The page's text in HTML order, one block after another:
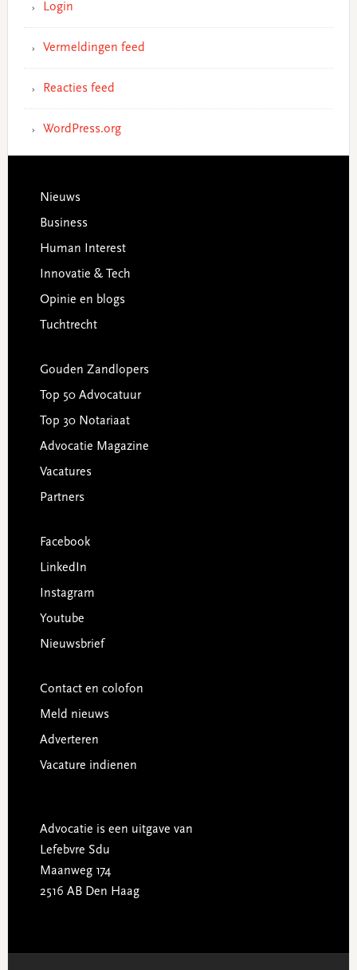
Login
Vermeldingen feed
Reacties feed
WordPress.org
Footer
Nieuws
Business
Human Interest
Innovatie & Tech
Opinie en blogs
Tuchtrecht
Gouden Zandlopers
Top 50 Advocatuur
Top 30 Notariaat
Advocatie Magazine
Vacatures
Partners
Facebook
LinkedIn
Instagram
Youtube
Nieuwsbrief
Contact en colofon
Meld nieuws
Adverteren
Vacature indienen
Advocatie is een uitgave van
Lefebvre Sdu
Maanweg 174
2516 AB Den Haag